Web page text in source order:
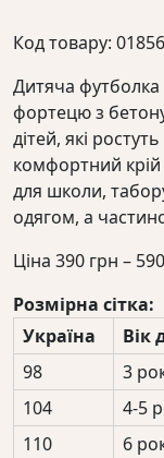
Код товару:
Дитяча
фортецю з
дітей, які
комфортний крій
для школи,
одягом, а
Ціна 390 грн – 590
Розмірна сітка:
Україна
Вік
98
3
104
4-5
110
6